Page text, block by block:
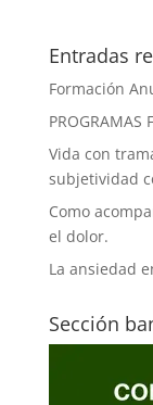
Entradas
Formación
PROGRAMAS
Vida con
subjetividad
Como
el dolor.
La ansiedad
Sección